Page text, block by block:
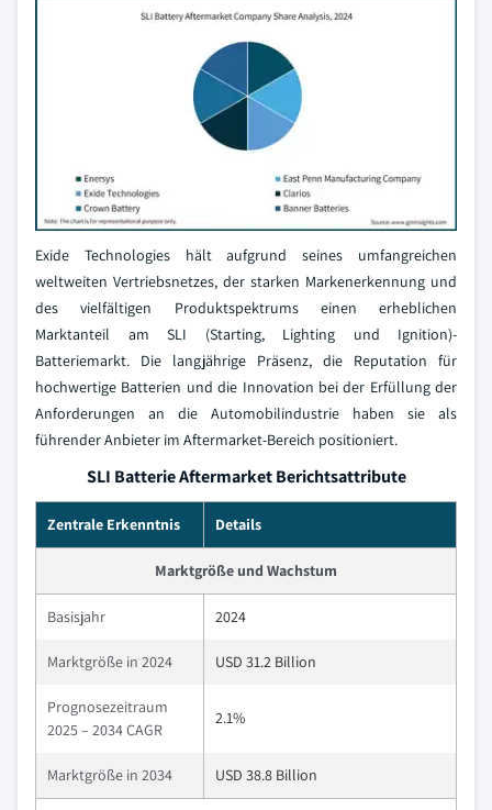
Exide Technologies hält aufgrund seines umfangreichen
weltweiten Vertriebsnetzes, der starken Markenerkennung und
des vielfältigen Produktspektrums einen erheblichen
Marktanteil am SLI (Starting, Lighting und Ignition)-
Batteriemarkt. Die langjährige Präsenz, die Reputation für
hochwertige Batterien und die Innovation bei der Erfüllung der
Anforderungen an die Automobilindustrie haben sie als
führender Anbieter im Aftermarket-Bereich positioniert.
SLI Batterie Aftermarket Berichtsattribute
Zentrale Erkenntnis Details
Marktgröße und Wachstum
Basisjahr 2024
Marktgröße in 2024 USD 31.2 Billion
Prognosezeitraum
2025 – 2034 CAGR
2.1%
Marktgröße in 2034 USD 38.8 Billion